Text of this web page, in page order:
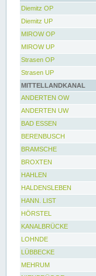
Diemitz OP
Diemitz UP
MIROW OP
MIROW UP
Strasen OP
Strasen UP
MITTELLANDKANAL
ANDERTEN OW
ANDERTEN UW
BAD ESSEN
BERENBUSCH
BRAMSCHE
BROXTEN
HAHLEN
HALDENSLEBEN
HANN. LIST
HÖRSTEL
KANALBRÜCKE
LOHNDE
LÜBBECKE
MEHRUM